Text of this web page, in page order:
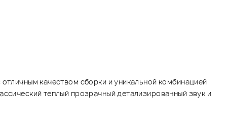
качеством сборки и уникальной комбинацией
теплый прозрачный детализированный звук и